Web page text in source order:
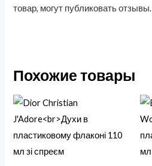
товар, могут публиковать отзывы.
Похожие товары